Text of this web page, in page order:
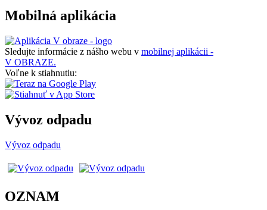
Mobilná aplikácia
Sledujte informácie z nášho webu v mobilnej aplikácii -
V OBRAZE.
Voľne k stiahnutiu:
Vývoz odpadu
Vývoz odpadu
OZNAM